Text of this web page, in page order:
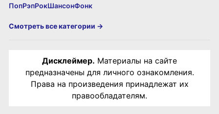
ПопРэпРокШансонФонк
Смотреть все категории →
Дисклеймер. Материалы на сайте
предназначены для личного ознакомления.
Права на произведения принадлежат их
правообладателям.